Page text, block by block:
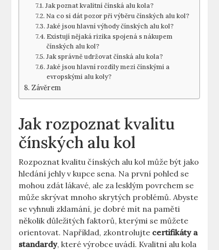
Jak poznat kvalitní čínská alu kola?
Na co si dát pozor při výběru čínských alu kol?
Jaké jsou hlavní výhody čínských alu kol?
Existují nějaká rizika spojená s nákupem
čínských alu kol?
Jak správně udržovat čínská alu kola?
Jaké jsou hlavní rozdíly mezi čínskými a
evropskými alu koly?
Závěrem
Jak rozpoznat kvalitu
čínských alu kol
Rozpoznat kvalitu čínských alu kol může být jako
hledání jehly v kupce sena. Na první pohled se
mohou zdát lákavé, ale za lesklým povrchem se
může skrývat mnoho skrytých problémů. Abyste
se vyhnuli zklamání, je dobré mít na paměti
několik důležitých faktorů, kterými se můžete
orientovat. Například, zkontrolujte certifikáty a
standardy, které výrobce uvádí. Kvalitní alu kola